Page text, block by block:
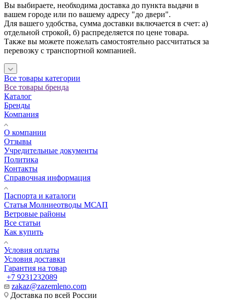
Вы выбираете, необходима доставка до пункта выдачи в
вашем городе или по вашему адресу "до двери".
Для вашего удобства, сумма доставки включается в счет: а)
отдельной строкой, б) распределяется по цене товара.
Также вы можете пожелать самостоятельно рассчитаться за
перевозку с транспортной компанией.
Все товары категории
Все товары бренда
Каталог
Бренды
Компания
О компании
Отзывы
Учредительные документы
Политика
Контакты
Справочная информация
Паспорта и каталоги
Статья Молниеотводы МСАП
Ветровые районы
Все статьи
Как купить
Условия оплаты
Условия доставки
Гарантия на товар
+7 9231232089
zakaz@zazemleno.com
Доставка по всей России